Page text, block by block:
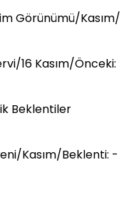
Görünümü/Kasım/
16 Kasım/Önceki:
Beklentiler
Kasım/Beklenti: -